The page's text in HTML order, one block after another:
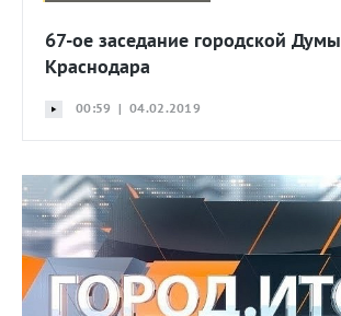
67-ое заседание городской Думы
Краснодара
00:59 | 04.02.2019